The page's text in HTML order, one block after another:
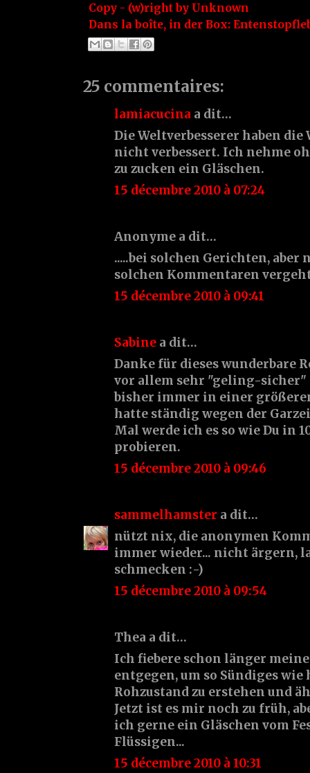
Copy - (w)right by Unknown
Dans la boîte, in der Box:
25 commentaires:
lamiacucina a dit…
Die Weltverbesserer haben die
nicht verbessert. Ich nehme
zu zucken ein Gläschen.
15 décembre 2010 à 07:24
Anonyme a dit…
.....bei solchen Gerichten, aber
solchen Kommentaren
15 décembre 2010 à 09:41
Sabine a dit…
Danke für dieses wunderbare
vor allem sehr "geling-sicher"
bisher immer in einer
hatte ständig wegen der
Mal werde ich es so wie Du in
probieren.
15 décembre 2010 à 09:46
sammelhamster a dit…
nützt nix, die anonymen
immer wieder... nicht ärgern,
schmecken :-)
15 décembre 2010 à 09:54
Thea a dit…
Ich fiebere schon länger
entgegen, um so Sündiges
Rohzustand zu erstehen und
Jetzt ist es mir noch zu früh,
ich gerne ein Gläschen vom
Flüssigen...
15 décembre 2010 à 10:31